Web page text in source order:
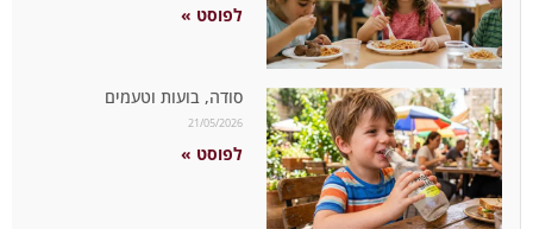
לפוסט »
סודה, בועות וטעמים
21/05/2026
לפוסט »